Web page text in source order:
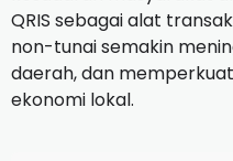
QRIS sebagai alat
non-tunai semakin
daerah, dan memperkuat
ekonomi lokal.